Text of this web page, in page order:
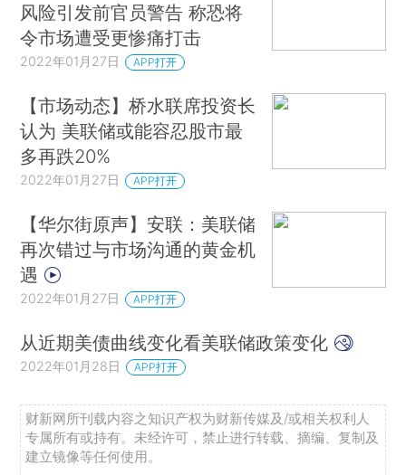
风险引发前官员警告 称恐将
令市场遭受更惨痛打击
2022年01月27日 APP打开
【市场动态】桥水联席投资长
认为 美联储或能容忍股市最
多再跌20%
2022年01月27日 APP打开
【华尔街原声】安联：美联储
再次错过与市场沟通的黄金机
遇
2022年01月27日 APP打开
从近期美债曲线变化看美联储政策变化
2022年01月28日 APP打开
财新网所刊载内容之知识产权为财新传媒及/或相关权利人
专属所有或持有。未经许可，禁止进行转载、摘编、复制及
建立镜像等任何使用。